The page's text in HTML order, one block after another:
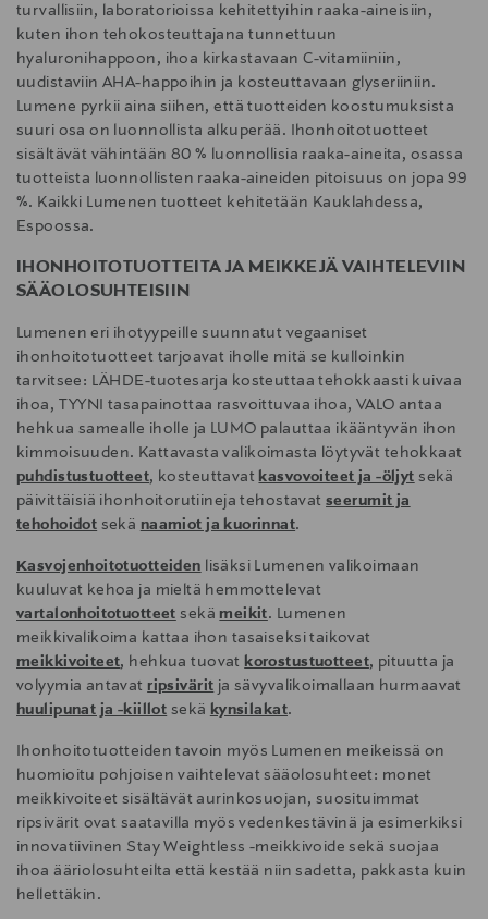
turvallisiin, laboratorioissa kehitettyihin raaka-aineisiin,
kuten ihon tehokosteuttajana tunnettuun
hyaluronihappoon, ihoa kirkastavaan C-vitamiiniin,
uudistaviin AHA-happoihin ja kosteuttavaan glyseriiniin.
Lumene pyrkii aina siihen, että tuotteiden koostumuksista
suuri osa on luonnollista alkuperää. Ihonhoitotuotteet
sisältävät vähintään 80 % luonnollisia raaka-aineita, osassa
tuotteista luonnollisten raaka-aineiden pitoisuus on jopa 99
%. Kaikki Lumenen tuotteet kehitetään Kauklahdessa,
Espoossa.
IHONHOITOTUOTTEITA JA MEIKKEJÄ VAIHTELEVIIN
SÄÄOLOSUHTEISIIN
Lumenen eri ihotyypeille suunnatut vegaaniset
ihonhoitotuotteet tarjoavat iholle mitä se kulloinkin
tarvitsee: LÄHDE-tuotesarja kosteuttaa tehokkaasti kuivaa
ihoa, TYYNI tasapainottaa rasvoittuvaa ihoa, VALO antaa
hehkua samealle iholle ja LUMO palauttaa ikääntyvän ihon
kimmoisuuden. Kattavasta valikoimasta löytyvät tehokkaat
puhdistustuotteet, kosteuttavat kasvovoiteet ja -öljyt sekä
päivittäisiä ihonhoitorutiineja tehostavatseerumit ja
tehohoidot sekä naamiot ja kuorinnat.
Kasvojenhoitotuotteiden lisäksi Lumenen valikoimaan
kuuluvat kehoa ja mieltä hemmottelevat
vartalonhoitotuotteet sekä meikit. Lumenen
meikkivalikoima kattaa ihon tasaiseksi taikovat
meikkivoiteet, hehkua tuovat korostustuotteet, pituutta ja
volyymia antavat ripsivärit ja sävyvalikoimallaan hurmaavat
huulipunat ja -kiillot sekä kynsilakat.
Ihonhoitotuotteiden tavoin myös Lumenen meikeissä on
huomioitu pohjoisen vaihtelevat sääolosuhteet: monet
meikkivoiteet sisältävät aurinkosuojan, suosituimmat
ripsivärit ovat saatavilla myös vedenkestävinä ja esimerkiksi
innovatiivinen Stay Weightless -meikkivoide sekä suojaa
ihoa ääriolosuhteilta että kestää niin sadetta, pakkasta kuin
hellettäkin.